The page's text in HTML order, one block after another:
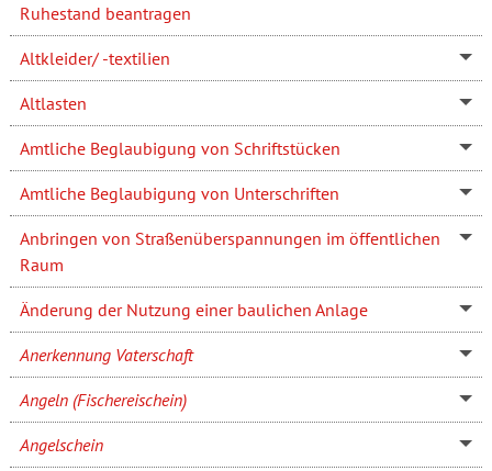
Ruhestand beantragen
Altkleider/ -textilien
Altlasten
Amtliche Beglaubigung von Schriftstücken
Amtliche Beglaubigung von Unterschriften
Anbringen von Straßenüberspannungen im öffentlichen
Raum
Änderung der Nutzung einer baulichen Anlage
Anerkennung Vaterschaft
Angeln (Fischereischein)
Angelschein